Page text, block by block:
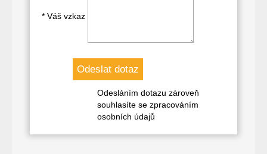
* Váš vzkaz
Odesláním dotazu zároveň
souhlasíte se zpracováním
osobních údajů